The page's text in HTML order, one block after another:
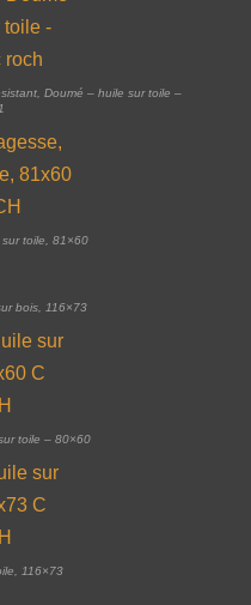
Doumé – huile sur toile –
toile, 81×60
bois, 116×73
toile – 80×60
116×73